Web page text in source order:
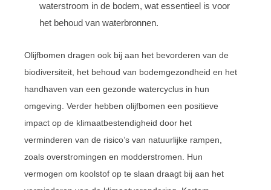
waterstroom in de bodem, wat essentieel is voor
het behoud van waterbronnen.
Olijfbomen dragen ook bij aan het bevorderen van de
biodiversiteit, het behoud van bodemgezondheid en het
handhaven van een gezonde watercyclus in hun
omgeving. Verder hebben olijfbomen een positieve
impact op de klimaatbestendigheid door het
verminderen van de risico’s van natuurlijke rampen,
zoals overstromingen en modderstromen. Hun
vermogen om koolstof op te slaan draagt bij aan het